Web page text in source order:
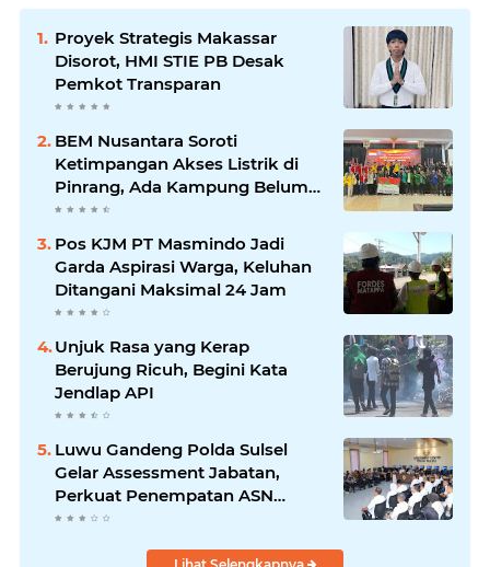
Proyek Strategis Makassar
Disorot, HMI STIE PB Desak
Pemkot Transparan
BEM Nusantara Soroti
Ketimpangan Akses Listrik di
Pinrang, Ada Kampung Belum
Terlayani
Pos KJM PT Masmindo Jadi
Garda Aspirasi Warga, Keluhan
Ditangani Maksimal 24 Jam
Unjuk Rasa yang Kerap
Berujung Ricuh, Begini Kata
Jendlap API
Luwu Gandeng Polda Sulsel
Gelar Assessment Jabatan,
Perkuat Penempatan ASN
Berbasis Kompetensi